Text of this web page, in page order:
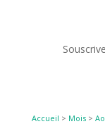
Accueil > Mois>